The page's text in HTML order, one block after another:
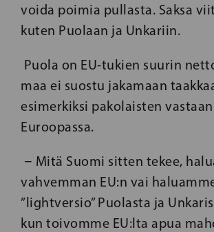
voida poimia pullasta. Saksa
kuten Puolaan ja Unkariin.
Puola on EU-tukien suurin
maa ei suostu jakamaan
esimerkiksi pakolaisten
Euroopassa.
− Mitä Suomi sitten tekee,
vahvemman EU:n vai
”lightversio” Puolasta ja
kun toivomme EU:lta apua